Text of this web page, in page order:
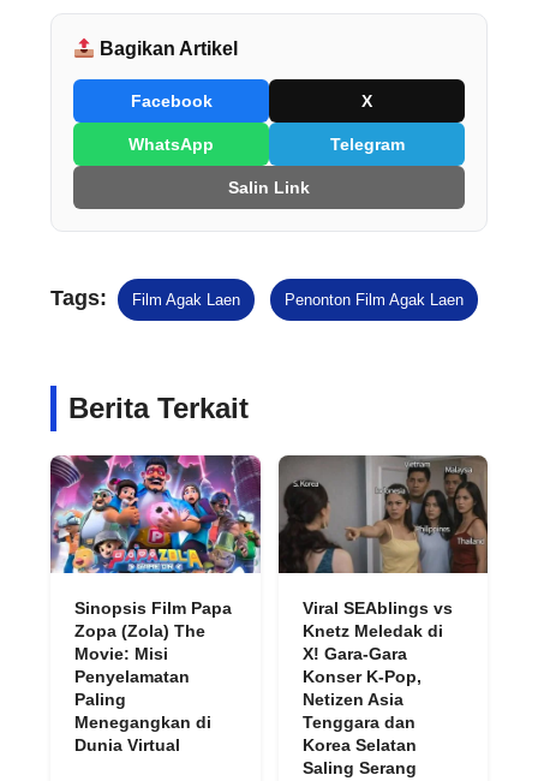
Bagikan Artikel
Facebook X
WhatsApp Telegram
Salin Link
Tags: Film Agak Laen Penonton Film Agak Laen
Berita Terkait
Sinopsis Film Papa
Zopa (Zola) The
Movie: Misi
Penyelamatan
Paling
Menegangkan di
Dunia Virtual
Viral SEAblings vs
Knetz Meledak di
X! Gara-Gara
Konser K-Pop,
Netizen Asia
Tenggara dan
Korea Selatan
Saling Serang